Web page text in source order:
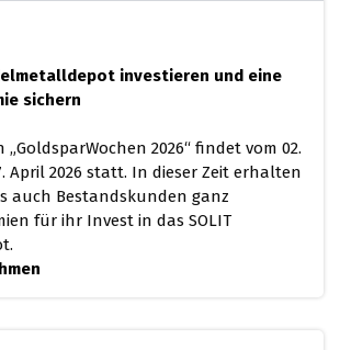
investieren und eine
sichern
„GoldsparWochen 2026“ findet vom 02.
April 2026 statt. In dieser Zeit erhalten
auch Bestandskunden ganz
für ihr Invest in das SOLIT